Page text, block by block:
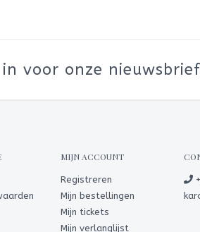
voor onze
MIJN ACCOUNT
Registreren
Mijn bestellingen
Mijn tickets
Mijn verlanglijst